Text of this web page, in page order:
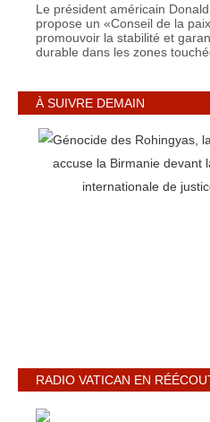
Le président américain
propose un «Conseil de la
promouvoir la stabilité et
durable dans les zones
À SUIVRE DEMAIN
RADIO VATICAN EN